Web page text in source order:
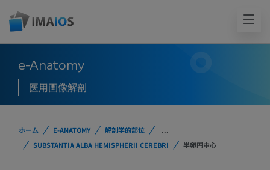
e-Anatomy
医用画像解剖
ホーム E-ANATOMY 解剖学的部位
...
SUBSTANTIA ALBA HEMISPHERII CEREBRI
半卵円中心